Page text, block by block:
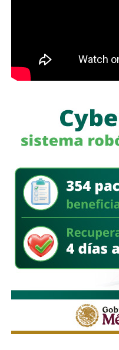
personalmente algunas
que fueron señaladas
“Realmente eso del
A diferencia de Puerta
contemplados en la
los procedimientos
recursos obtenidos, que
millones de pesos,ya
se encuentran
establecidos.
Estos recursos serán
infraestructura, entre
Guadalajara, además de